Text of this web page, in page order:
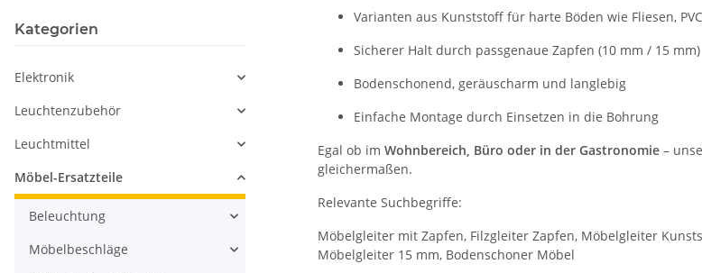
Varianten aus Kunststoff für harte Böden wie Fliesen,
Sicherer Halt durch passgenaue Zapfen (10 mm / 15 mm)
Bodenschonend, geräuscharm und langlebig
Einfache Montage durch Einsetzen in die Bohrung
Egal ob im Wohnbereich, Büro oder in der Gastronomie –
gleichermaßen.
Relevante Suchbegriffe:
Möbelgleiter mit Zapfen, Filzgleiter Zapfen, Möbelgleiter
Möbelgleiter 15 mm, Bodenschoner Möbel
Kategorien
Elektronik
Leuchtenzubehör
Leuchtmittel
Möbel-Ersatzteile
Beleuchtung
Möbelbeschläge